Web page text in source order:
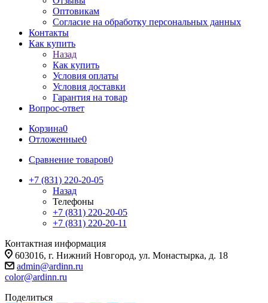
Оптовикам
Cогласие на обработку персональных данных
Контакты
Как купить
Назад
Как купить
Условия оплаты
Условия доставки
Гарантия на товар
Вопрос-ответ
Корзина0
Отложенные0
Сравнение товаров0
+7 (831) 220-20-05
Назад
Телефоны
+7 (831) 220-20-05
+7 (831) 220-20-11
Контактная информация
603016, г. Нижний Новгород, ул. Монастырка, д. 18
admin@ardinn.ru
color@ardinn.ru
Поделиться